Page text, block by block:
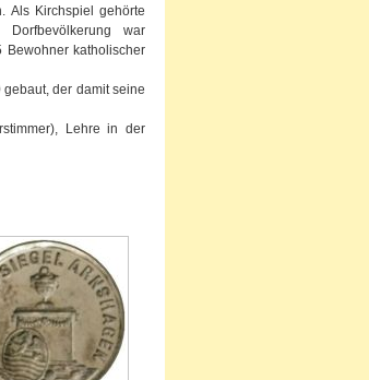
Als Kirchspiel gehörte
war
katholischer
der damit seine
Lehre in der